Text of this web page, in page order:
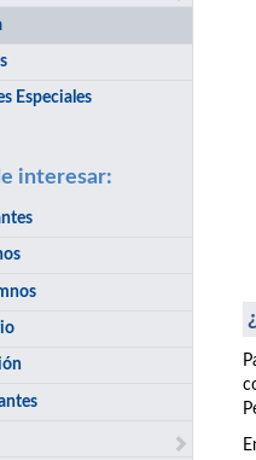
Especiales
interesar: